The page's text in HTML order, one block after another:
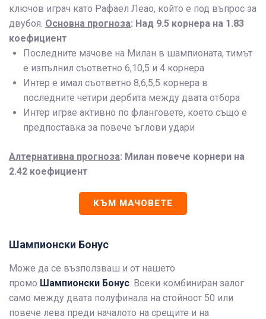
ключов играч като Рафаел Леао, който е под въпрос за
двубоя. Основна прогноза: Над 9.5 корнера на 1.83
коефициент
Последните мачове на Милан в шампионата, тимът
е изпълнил съответно 6,10,5 и 4 корнера
Интер е имал съответно 8,6,5,5 корнера в
последните четири дербита между двата отбора
Интер играе активно по фланговете, което също е
предпоставка за повече ъглови удари
Алтернативна прогноза: Милан повече корнери на
2.42 коефициент
КЪМ МАЧОВЕТЕ
Шампионски Бонус
Може да се възползваш и от нашето
промо Шампионски Бонус. Всеки комбиниран залог
само между двата полуфинала на стойност 50 или
повече лева преди началото на срещите и на